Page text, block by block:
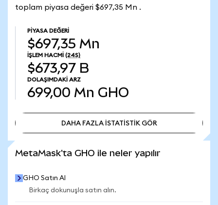
toplam piyasa değeri $697,35 Mn .
PIYASA DEĞERI
$697,35 Mn
İŞLEM HACMI (24S)
$673,97 B
DOLAŞIMDAKI ARZ
699,00 Mn GHO
DAHA FAZLA İSTATİSTİK GÖR
MetaMask'ta GHO ile neler yapılır
GHO Satın Al
Birkaç dokunuşla satın alın.